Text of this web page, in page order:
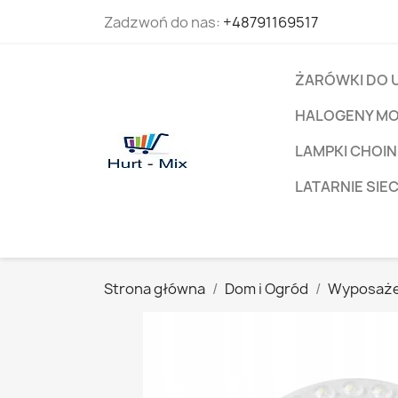
Zadzwoń do nas: +48791169517
ŻARÓWKI DO
HALOGENY
LAMPKI
LATARNIE
Strona główna Dom i Ogród